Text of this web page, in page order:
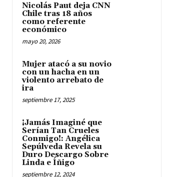
Nicolás Paut deja CNN
Chile tras 18 años
como referente
económico
mayo 20, 2026
Mujer atacó a su novio
con un hacha en un
violento arrebato de
ira
septiembre 17, 2025
¡Jamás Imaginé que
Serían Tan Crueles
Conmigo!: Angélica
Sepúlveda Revela su
Duro Descargo Sobre
Linda e Íñigo
septiembre 12, 2024